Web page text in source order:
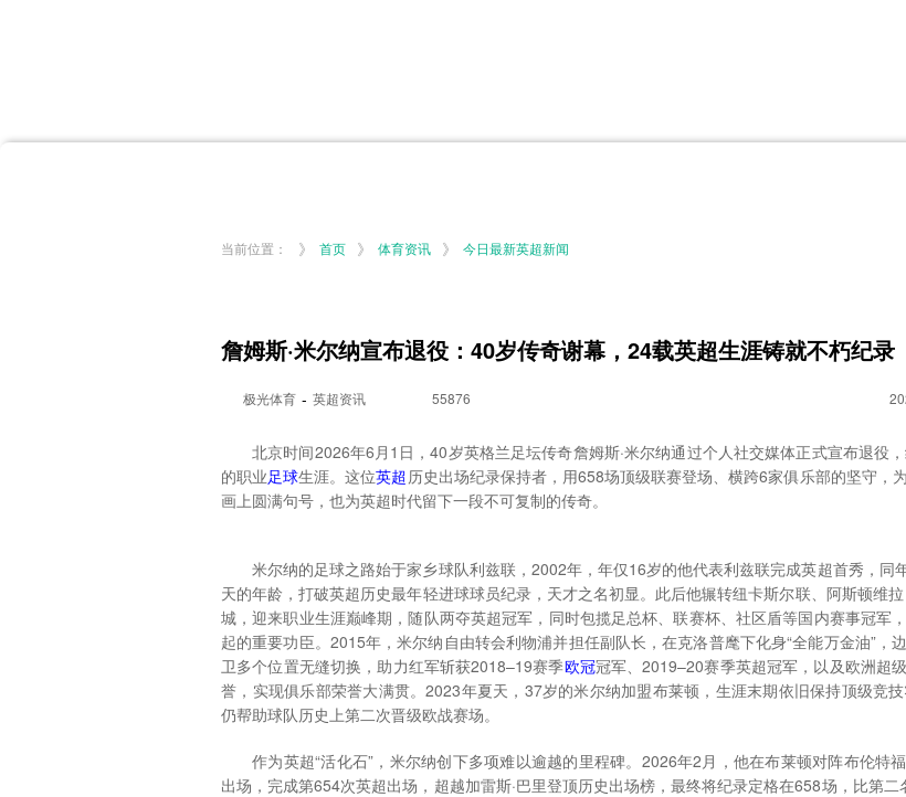
英超
德甲 西甲 法甲 美洲杯 韩K联
当前位置： 》 首页 》 体育资讯 》 今日最新英超新闻
詹姆斯·米尔纳宣布退役：40岁传奇谢幕，24载英超生涯铸就不朽纪录
极光体育 - 英超资讯 55876
北京时间2026年6月1日，40岁英格兰足坛传奇詹姆斯·米尔纳通过个人社交媒体正式宣布退役
的职业足球生涯。这位英超历史出场纪录保持者，用658场顶级联赛登场、横跨6家俱乐部的坚守，
画上圆满句号，也为英超时代留下一段不可复制的传奇。
米尔纳的足球之路始于家乡球队利兹联，2002年，年仅16岁的他代表利兹联完成英超首秀，同
天的年龄，打破英超历史最年轻进球球员纪录，天才之名初显。此后他辗转纽卡斯尔联、阿斯顿维
城，迎来职业生涯巅峰期，随队两夺英超冠军，同时包揽足总杯、联赛杯、社区盾等国内赛事冠军
起的重要功臣。2015年，米尔纳自由转会利物浦并担任副队长，在克洛普麾下化身“全能万金油”，
卫多个位置无缝切换，助力红军斩获2018–19赛季欧冠冠军、2019–20赛季英超冠军，以及欧洲超
誉，实现俱乐部荣誉大满贯。2023年夏天，37岁的米尔纳加盟布莱顿，生涯末期依旧保持顶级竞
仍帮助球队历史上第二次晋级欧战赛场。
作为英超“活化石”，米尔纳创下多项难以逾越的里程碑。2026年2月，他在布莱顿对阵布伦特
出场，完成第654次英超出场，超越加雷斯·巴里登顶历史出场榜，最终将纪录定格在658场，比第二